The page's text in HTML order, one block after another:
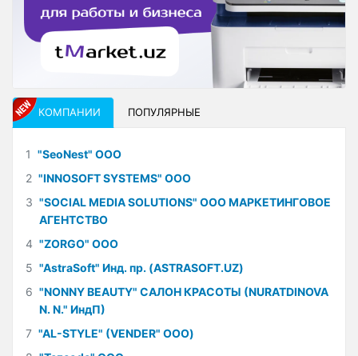
КОМПАНИИ ПОПУЛЯРНЫЕ
1 "SeoNest" ООО
2 "INNOSOFT SYSTEMS" ООО
3 "SOCIAL MEDIA SOLUTIONS" ООО МАРКЕТИНГОВОЕ
АГЕНТСТВО
4 "ZORGO" ООО
5 "AstraSoft" Инд. пр. (ASTRASOFT.UZ)
6 "NONNY BEAUTY" САЛОН КРАСОТЫ (NURATDINOVA
N. N." ИндП)
7 "AL-STYLE" (VENDER" ООО)